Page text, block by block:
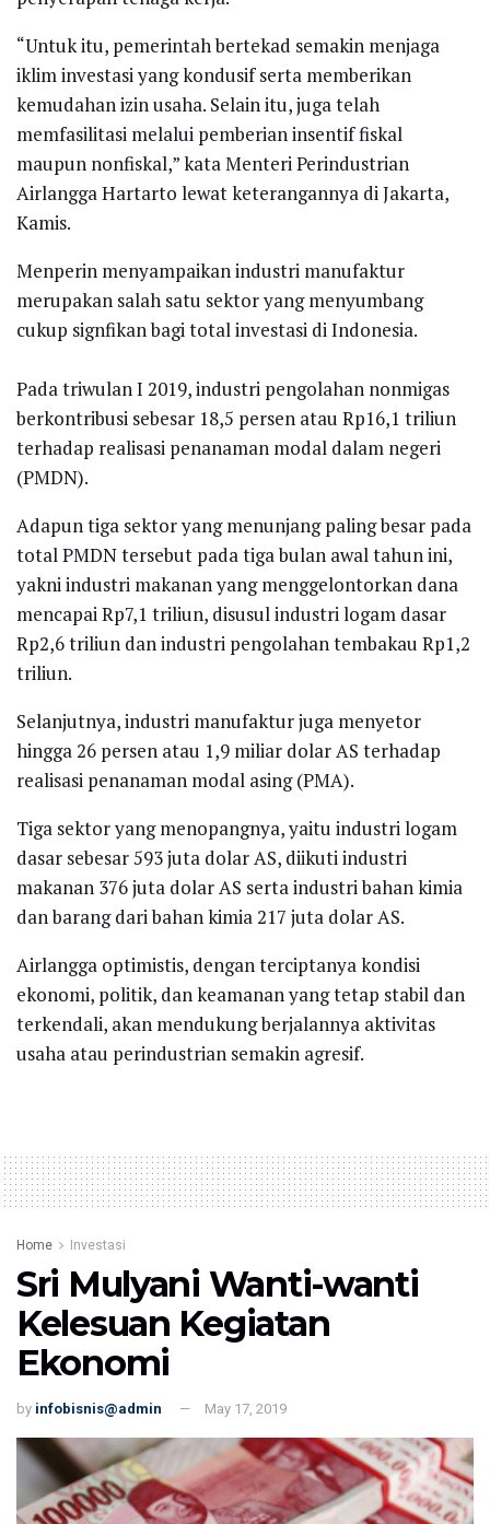
“Untuk itu, pemerintah bertekad semakin menjaga
iklim investasi yang kondusif serta memberikan
kemudahan izin usaha. Selain itu, juga telah
memfasilitasi melalui pemberian insentif fiskal
maupun nonfiskal,” kata Menteri Perindustrian
Airlangga Hartarto lewat keterangannya di Jakarta,
Kamis.
Menperin menyampaikan industri manufaktur
merupakan salah satu sektor yang menyumbang
cukup signfikan bagi total investasi di Indonesia.
Pada triwulan I 2019, industri pengolahan nonmigas
berkontribusi sebesar 18,5 persen atau Rp16,1 triliun
terhadap realisasi penanaman modal dalam negeri
(PMDN).
Adapun tiga sektor yang menunjang paling besar pada
total PMDN tersebut pada tiga bulan awal tahun ini,
yakni industri makanan yang menggelontorkan dana
mencapai Rp7,1 triliun, disusul industri logam dasar
Rp2,6 triliun dan industri pengolahan tembakau Rp1,2
triliun.
Selanjutnya, industri manufaktur juga menyetor
hingga 26 persen atau 1,9 miliar dolar AS terhadap
realisasi penanaman modal asing (PMA).
Tiga sektor yang menopangnya, yaitu industri logam
dasar sebesar 593 juta dolar AS, diikuti industri
makanan 376 juta dolar AS serta industri bahan kimia
dan barang dari bahan kimia 217 juta dolar AS.
Airlangga optimistis, dengan terciptanya kondisi
ekonomi, politik, dan keamanan yang tetap stabil dan
terkendali, akan mendukung berjalannya aktivitas
usaha atau perindustrian semakin agresif.
Home Investasi
Sri Mulyani Wanti-wanti
Kelesuan Kegiatan
Ekonomi
by infobisnis@admin May 17, 2019